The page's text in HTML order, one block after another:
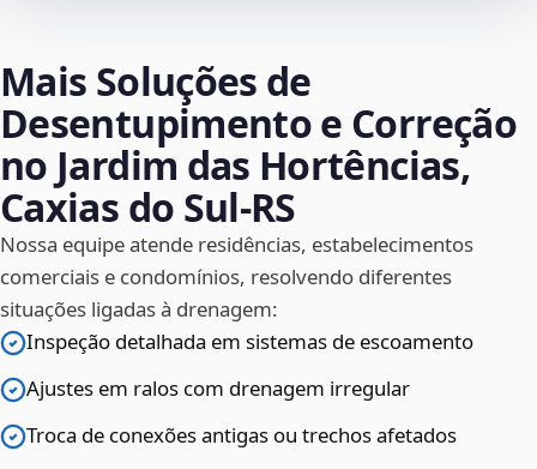
Mais Soluções de
Desentupimento e Correção
no Jardim das Hortências,
Caxias do Sul‑RS
Nossa equipe atende residências, estabelecimentos
comerciais e condomínios, resolvendo diferentes
situações ligadas à drenagem:
Inspeção detalhada em sistemas de escoamento
Ajustes em ralos com drenagem irregular
Troca de conexões antigas ou trechos afetados